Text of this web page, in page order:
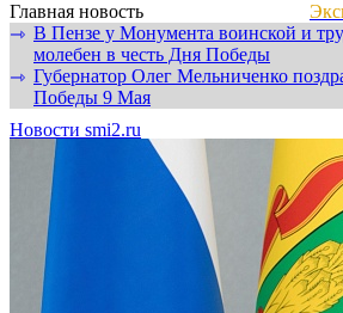
Главная новость
⇾ В Пензе у Монумента воинской и
молебен в честь Дня Победы
⇾ Губернатор Олег Мельниченко
Победы 9 Мая
Новости smi2.ru